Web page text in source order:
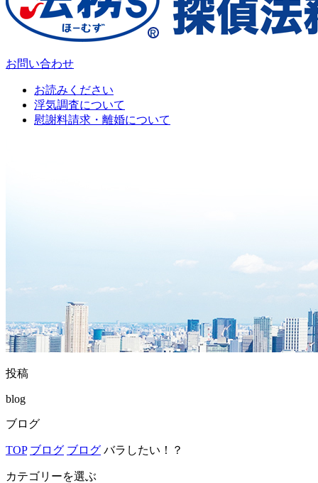
お問い合わせ
お読みください
浮気調査について
慰謝料請求・離婚について
投稿
blog
ブログ
TOP ブログ ブログ バラしたい！？
カテゴリーを選ぶ